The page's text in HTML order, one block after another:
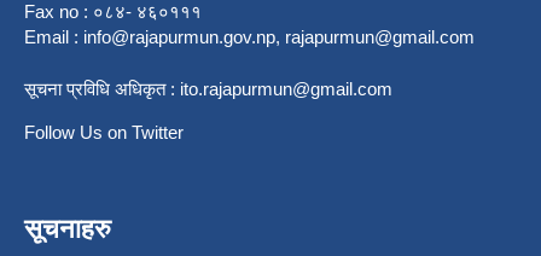
Fax no : ०८४- ४६०१११
Email : info@rajapurmun.gov.np, rajapurmun@gmail.com
सूचना प्रविधि अधिकृत : ito.rajapurmun@gmail.com
Follow Us on Twitter
सूचनाहरु